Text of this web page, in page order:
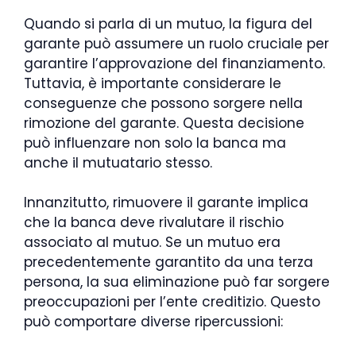
Quando si parla di un mutuo, la figura del
garante può assumere un ruolo cruciale per
garantire l’approvazione del finanziamento.
Tuttavia, è importante considerare le
conseguenze che possono sorgere nella
rimozione del garante. Questa decisione
può influenzare non solo la banca ma
anche il mutuatario stesso.
Innanzitutto, rimuovere il garante implica
che la banca deve rivalutare il rischio
associato al mutuo. Se un mutuo era
precedentemente garantito da una terza
persona, la sua eliminazione può far sorgere
preoccupazioni per l’ente creditizio. Questo
può comportare diverse ripercussioni: